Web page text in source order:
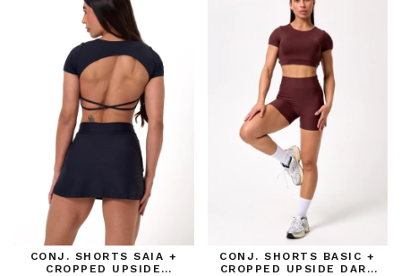
CONJ. SHORTS SAIA +
CROPPED UPSIDE
CONJ. SHORTS BASIC +
CROPPED UPSIDE DARK